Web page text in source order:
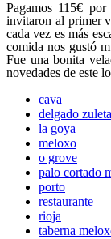
Pagamos 115€
invitaron al primer
cada vez es más
comida nos gustó
Fue una bonita
novedades de este
cava
delgado zuleta
la goya
meloxo
o grove
palo cortado
porto
restaurante
rioja
taberna